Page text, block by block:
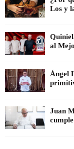
Los y
al
Ángel
Juan